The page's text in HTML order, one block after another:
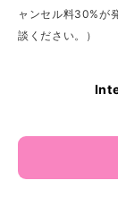
ャンセル料30%が
談ください。）